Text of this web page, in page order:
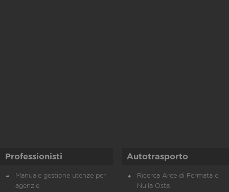
Professionisti
Manuale gestione utenze per
agenzie
Autotrasporto
Ricerca Aree di Fermata e
Nulla Osta